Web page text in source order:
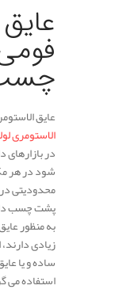
عایق
الاستومری
در بازارهای
شود در هر
محدودیتی
پشت چسب
به منظور
زیادی
ساده و یا
استفاده می